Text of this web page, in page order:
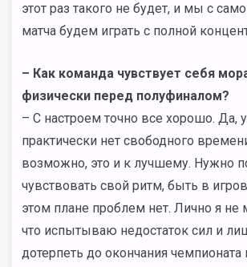
этот раз такого не будет, и мы с
матча будем играть с полной
– Как команда чувствует себя
физически перед полуфиналом?
– С настроем точно все хорошо. Да,
практически нет свободного
возможно, это и к лучшему. Нужно
чувствовать свой ритм, быть в
этом плане проблем нет. Лично я не
что испытываю недостаток сил и
дотерпеть до окончания чемпионата